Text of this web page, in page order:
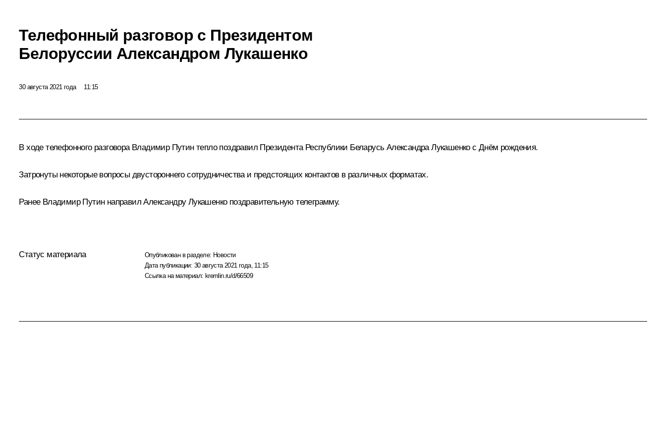
Телефонный разговор с Президентом
Белоруссии Александром Лукашенко
30 августа 2021 года 11:15
В ходе телефонного разговора Владимир Путин тепло поздравил Президента Республики Беларусь Александра Лукашенкос Днём рождения.
Затронуты некоторые вопросы двустороннего сотрудничества и предстоящих контактов в различных форматах.
Ранее Владимир Путин направил Александру Лукашенко поздравительнуютелеграмму.
Статус материала Опубликован в разделе: Новости
Дата публикации: 30 августа 2021 года, 11:15
Ссылка на материал: kremlin.ru/d/66509